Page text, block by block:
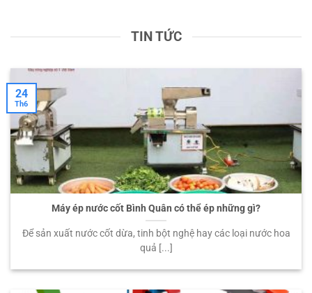
TIN TỨC
Máy ép nước cốt Bình Quân có thể ép những gì?
Để sản xuất nước cốt dừa, tinh bột nghệ hay các loại nước hoa
quả [...]
24
Th6